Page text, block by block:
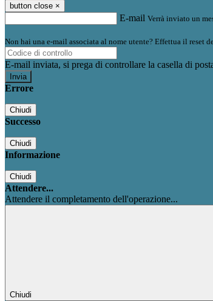
button close ×
E-mail Verrà inviato un
Non hai una e-mail associata al nome utente? Effettua il reset
E-mail inviata, si prega di controllare la casella di
Errore
Chiudi
Successo
Chiudi
Informazione
Chiudi
Attendere...
Attendere il completamento dell'operazione...
Chiudi